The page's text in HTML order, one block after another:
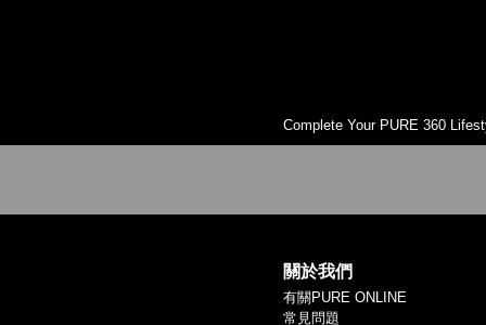
Complete Your PURE 360
關於我們
有關PURE ONLINE
常見問題